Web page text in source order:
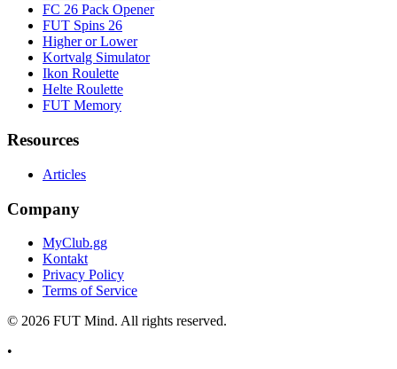
FC 26 Pack Opener
FUT Spins 26
Higher or Lower
Kortvalg Simulator
Ikon Roulette
Helte Roulette
FUT Memory
Resources
Articles
Company
MyClub.gg
Kontakt
Privacy Policy
Terms of Service
© 2026 FUT Mind. All rights reserved.
•